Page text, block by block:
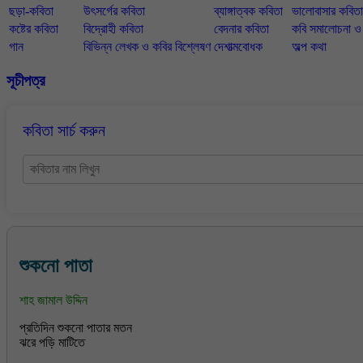
ছড়া-কবিতা
উৎসর্গের কবিতা ব্যাঙ্গাত্বক কবিতা
ভালোবাসার কবিতা
কষ্টের কবিতা
বিদ্রোহী কবিতা বেদনার কবিতা
কবি সমালোচনা
গান
বিভিন্ন লেখক ও কবির বিশ্লেষণ দেশাত্মবোধক অল্প কথা
সূচীপত্র
কবিতা সার্চ করুন
শুকনো পাতা
শাহ জামাল উদ্দিন
প্রতিদিন শুকনো পাতার মতন
ঝরে পড়ি মাটিতে